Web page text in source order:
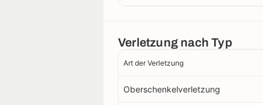
Verletzung nach Typ
Art der Verletzung
Oberschenkelverletzung